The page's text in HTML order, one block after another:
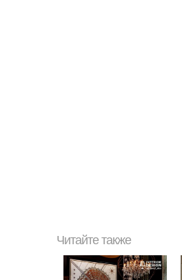
Читайте также